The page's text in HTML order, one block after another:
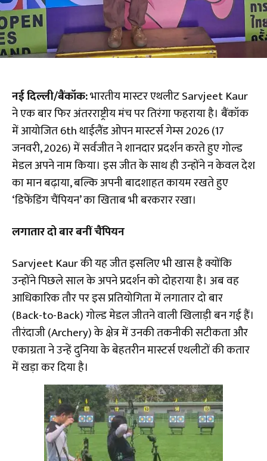
नई दिल्ली/बैंकॉक:भारतीय मास्टर एथलीट Sarvjeet Kaur
ने एक बार फिर अंतरराष्ट्रीय मंच पर तिरंगा फहराया है। बैंकॉक
में आयोजित 6th थाईलैंड ओपन मास्टर्स गेम्स 2026 (17
जनवरी, 2026) में सर्वजीत ने शानदार प्रदर्शन करते हुए गोल्ड
मेडल अपने नाम किया। इस जीत के साथ ही उन्होंने न केवल देश
का मान बढ़ाया, बल्कि अपनी बादशाहत कायम रखते हुए
‘डिफेंडिंग चैंपियन’ का खिताब भी बरकरार रखा।
लगातार दो बार बनीं चैंपियन
​Sarvjeet Kaur की यह जीत इसलिए भी खास है क्योंकि
उन्होंने पिछले साल के अपने प्रदर्शन को दोहराया है। अब वह
आधिकारिक तौर पर इस प्रतियोगिता में लगातार दो बार
(Back-to-Back) गोल्ड मेडल जीतने वाली खिलाड़ी बन गई हैं।
तीरंदाजी (Archery) के क्षेत्र में उनकी तकनीकी सटीकता और
एकाग्रता ने उन्हें दुनिया के बेहतरीन मास्टर्स एथलीटों की कतार
में खड़ा कर दिया है।